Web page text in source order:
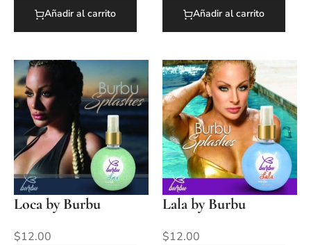
Añadir al carrito Añadir al carrito
Loca by Burbu
$12.00
Lala by Burbu
$12.00